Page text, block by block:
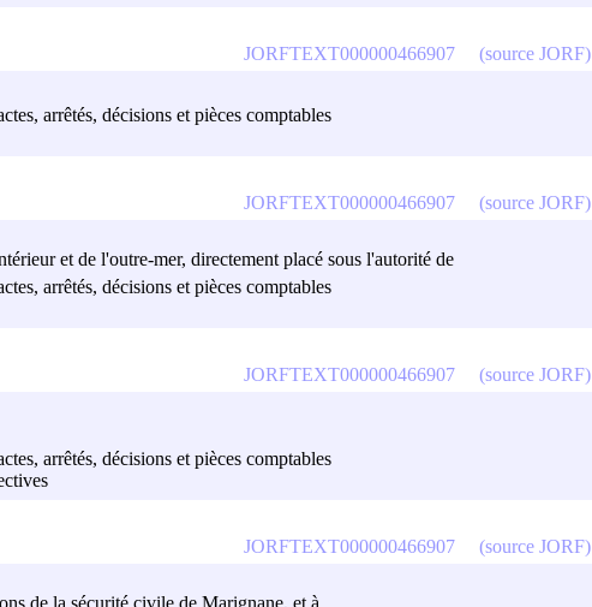
arrêtés, décisions et pièces comptables
JORFTEXT000000466907 (source JORF)
et de l'outre-mer, directement placé sous l'autorité de
arrêtés, décisions et pièces comptables
JORFTEXT000000466907 (source JORF)
arrêtés, décisions et pièces comptables
JORFTEXT000000466907 (source JORF)
JORFTEXT000000466907 (source JORF)